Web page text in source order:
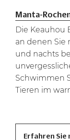
Manta-
Die Keauhou
an denen Sie
und nachts
Schwimmen
Tieren im
Erfahren Sie